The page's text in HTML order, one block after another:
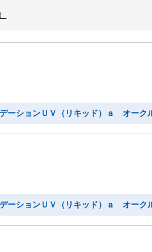
ーションＵＶ（リキッド）ａ オーク
ーションＵＶ（リキッド）ａ オーク